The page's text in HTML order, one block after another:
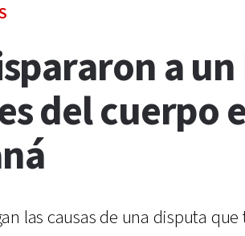
a
del cuerpo
las causas de una disputa